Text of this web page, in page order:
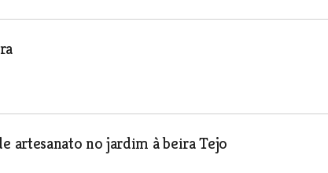
artesanato no jardim à beira Tejo